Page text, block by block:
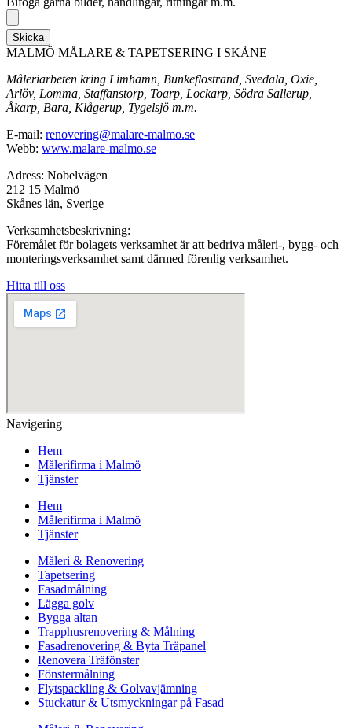
Skicka
MALMÖ MÅLARE & TAPETSERING I SKÅNE
Måleriarbeten kring Limhamn, Bunkeflostrand, Svedala, Oxie,
Arlöv, Lomma, Staffanstorp, Toarp, Lockarp, Södra Sallerup,
Åkarp, Bara, Klågerup, Tygelsjö m.m.
E-mail: renovering@malare-malmo.se
Webb: www.malare-malmo.se
Adress: Nobelvägen
212 15 Malmö
Skånes län, Sverige
Verksamhetsbeskrivning:
Föremålet för bolagets verksamhet är att bedriva måleri-, bygg- och
monteringsverksamhet samt därmed förenlig verksamhet.
Hitta till oss
Navigering
Hem
Målerifirma i Malmö
Tjänster
Hem
Målerifirma i Malmö
Tjänster
Måleri & Renovering
Tapetsering
Fasadmålning
Lägga golv
Bygga altan
Trapphusrenovering & Målning
Fasadrenovering & Byta Träpanel
Renovera Träfönster
Fönstermålning
Flytspackling & Golvavjämning
Stuckatur & Utsmyckningar på Fasad